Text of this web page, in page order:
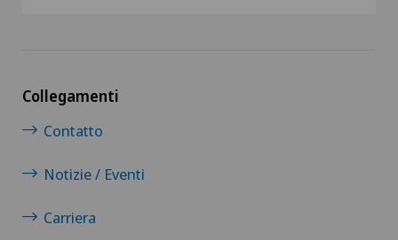
Collegamenti
Contatto
Notizie / Eventi
Carriera